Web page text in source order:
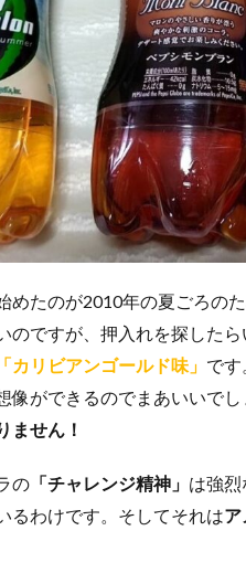
めたのが2010年の夏ごろの
のですが、押入れを探した
「カリビアンゴールド味」 で
像ができるのでまあいいで
ません！
の 「チャレンジ精神」 は強
るわけです。そしてそれはア